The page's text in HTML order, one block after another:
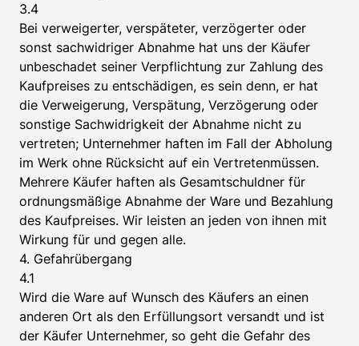
3.4
Bei verweigerter, verspäteter, verzögerter oder
sonst sachwidriger Abnahme hat uns der Käufer
unbeschadet seiner Verpflichtung zur Zahlung des
Kaufpreises zu entschädigen, es sein denn, er hat
die Verweigerung, Verspätung, Verzögerung oder
sonstige Sachwidrigkeit der Abnahme nicht zu
vertreten; Unternehmer haften im Fall der Abholung
im Werk ohne Rücksicht auf ein Vertretenmüssen.
Mehrere Käufer haften als Gesamtschuldner für
ordnungsmäßige Abnahme der Ware und Bezahlung
des Kaufpreises. Wir leisten an jeden von ihnen mit
Wirkung für und gegen alle.
4. Gefahrübergang
4.1
Wird die Ware auf Wunsch des Käufers an einen
anderen Ort als den Erfüllungsort versandt und ist
der Käufer Unternehmer, so geht die Gefahr des